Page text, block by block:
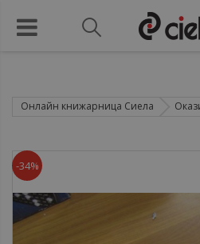
Онлайн книжарница Сиела
-34%